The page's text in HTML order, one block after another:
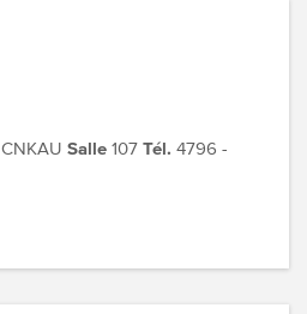
CNKAU Salle 107 Tél. 4796 -